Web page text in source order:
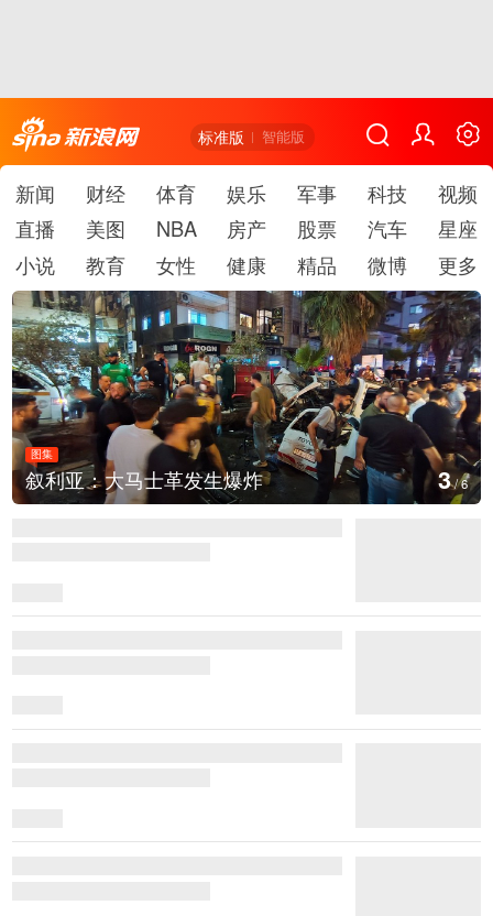
标准版 智能版
新闻 财经 体育 娱乐 军事 科技
视频
直播
美图 NBA 房产 股票 汽车
星座
小说
教育 女性 健康 精品 微博 更多
图集
云南弥勒：欢庆火把节 4/6